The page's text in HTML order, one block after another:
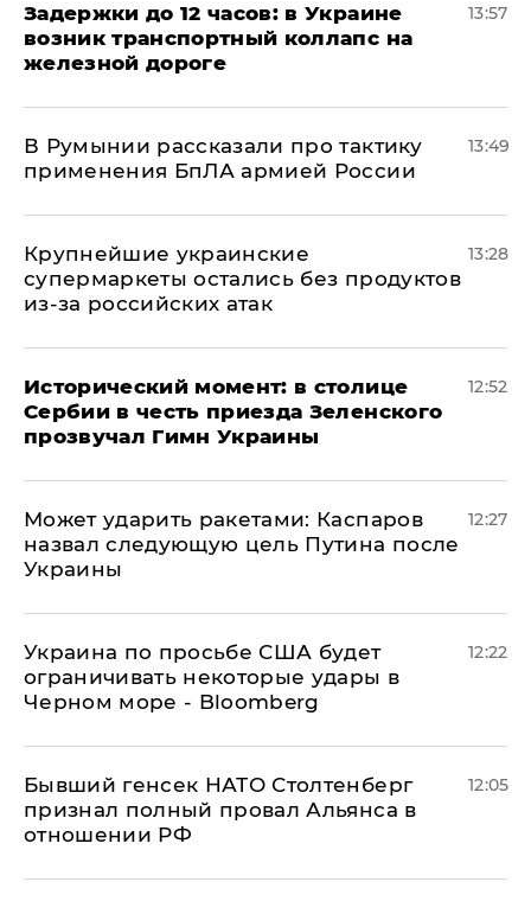
Задержки до 12 часов: в Украине
возник транспортный коллапс на
железной дороге
13:57
В Румынии рассказали про тактику
применения БпЛА армией России
13:49
Крупнейшие украинские
супермаркеты остались без продуктов
из-за российских атак
13:28
Исторический момент: в столице
Сербии в честь приезда Зеленского
прозвучал Гимн Украины
12:52
Может ударить ракетами: Каспаров
назвал следующую цель Путина после
Украины
12:27
Украина по просьбе США будет
ограничивать некоторые удары в
Черном море - Bloomberg
12:22
Бывший генсек НАТО Столтенберг
признал полный провал Альянса в
отношении РФ
12:05